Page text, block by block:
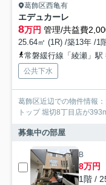
葛飾区西亀有
エデュカーレ
8万円 管理/共益費
25.64㎡ (1R) /築13年 /1
常磐緩行線「綾瀬」駅
公共下水
葛飾区近辺での物件情報
トップ 堀切8丁目店が
募集中の部屋
B
8万円
1階 /